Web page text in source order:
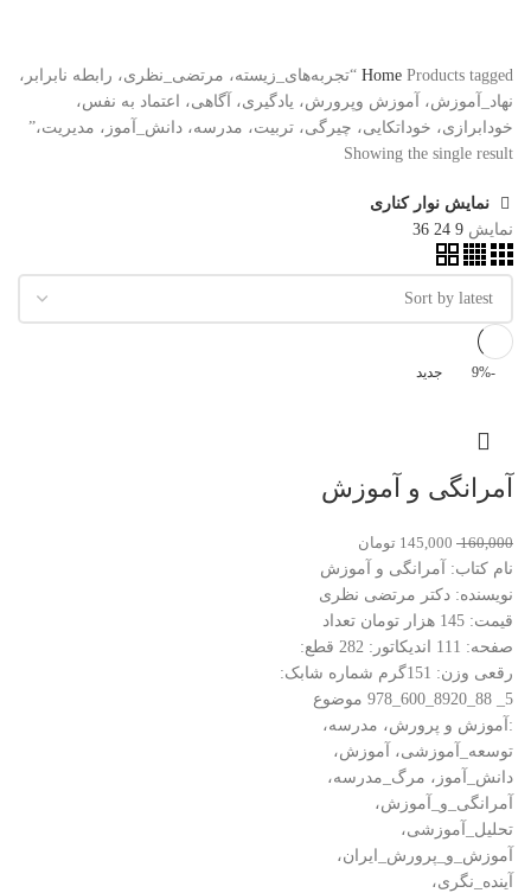
Home Products tagged “تجربه‌های_زیسته، مرتضی_نظری، رابطه نابرابر،
نهاد_آموزش، آموزش وپرورش، یادگیری، آگاهی، اعتماد به نفس،
خودابرازی، خوداتکایی، چیرگی، تربیت، مدرسه، دانش_آموز، مدیریت،”
Showing the single result
نمایش نوار کناری
نمایش 9
24
36
-9% جدید
آمرانگی و آموزش
160,000
145,000 تومان
نام کتاب: آمرانگی و آموزش
نویسنده: دکتر مرتضی نظری
قیمت: 145 هزار تومان تعداد
صفحه: 111 اندیکاتور: 282 قطع:
رقعی وزن: 151گرم شماره شابک:
5_ 88_8920_600_978 موضوع
:آموزش و پرورش، مدرسه،
توسعه_آموزشی، آموزش،
دانش_آموز، مرگ_مدرسه،
آمرانگی_و_آموزش،
تحلیل_آموزشی،
آموزش_و_پرورش_ایران،
آینده_نگری،